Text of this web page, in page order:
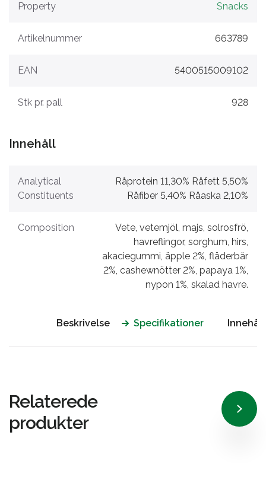
Property Snacks
Artikelnummer 663789
EAN 5400515009102
Stk pr. pall 928
Innehåll
Analytical
Constituents
Råprotein 11,30% Råfett 5,50%
Råfiber 5,40% Råaska 2,10%
Composition
Vete, vetemjöl, majs, solrosfrö,
havreflingor, sorghum, hirs,
akaciegummi, äpple 2%, fläderbär
2%, cashewnötter 2%, papaya 1%,
nypon 1%, skalad havre.
Beskrivelse Specifikationer Innehåll
Relaterede
produkter